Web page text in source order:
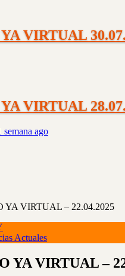
VIRTUAL
VIRTUAL
semana ago
YA VIRTUAL – 22.04.2025
Actuales
YA VIRTUAL –